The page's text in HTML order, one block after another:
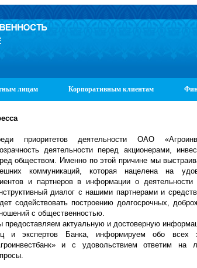
лицам Корпоративным клиентам
приоритетов деятельности ОАО
деятельности перед акционерами,
обществом. Именно по этой причине мы
коммуникаций, которая нацелена на
и партнеров в информации о
диалог с нашими партнерами и
содействовать построению долгосрочных,
с общественностью.
предоставляем актуальную и достоверную
и экспертов Банка, информируем обо всех
и с удовольствием ответим на